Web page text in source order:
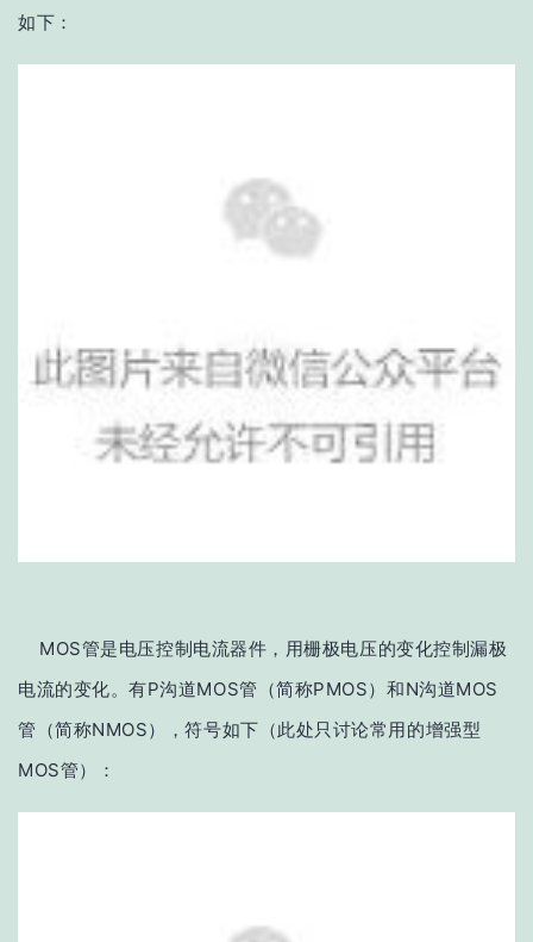
如下：
MOS管是电压控制电流器件，用栅极电压的变化控制漏极
电流的变化。有P沟道MOS管（简称PMOS）和N沟道MOS
管（简称NMOS），符号如下（此处只讨论常用的增强型
MOS管）：